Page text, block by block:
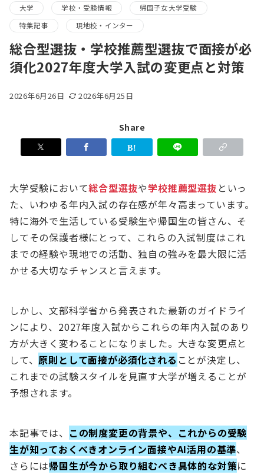
大学 学校・受験情報
帰国子女大学受験
特集記事
現地校・インター
総合型選抜・学校推薦型選抜で面接が必
須化2027年度大学入試の変更点と対策
2026年6月26日 2026年6月25日
Share
大学受験において総合型選抜や学校推薦型選抜 といっ
た、いわゆる年内入試の存在感が年々高まっています。
特に海外で生活している受験生や帰国生の皆さん、そ
してその保護者様にとって、これらの入試制度はこれ
までの経験や現地での活動、独自の強みを最大限に活
かせる大切なチャンスと言えます。
しかし、文部科学省から発表された最新のガイドライ
ンにより、2027年度入試からこれらの年内入試のあり
方が大きく変わることになりました。大きな変更点と
して、原則として面接が必須化される ことが決定し、
これまでの試験スタイルを見直す大学が増えることが
予想されます。
本記事では、 この制度変更の背景や、これからの受験
生が知っておくべきオンライン面接やAI活用の基準、
さらには帰国生が今から取り組むべき具体的な対策に